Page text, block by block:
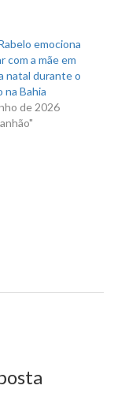
emociona
com a mãe em
natal durante o
na Bahia
de 2026